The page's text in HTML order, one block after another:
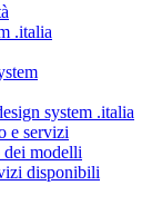
.italia
system .italia
e servizi
dei modelli
disponibili